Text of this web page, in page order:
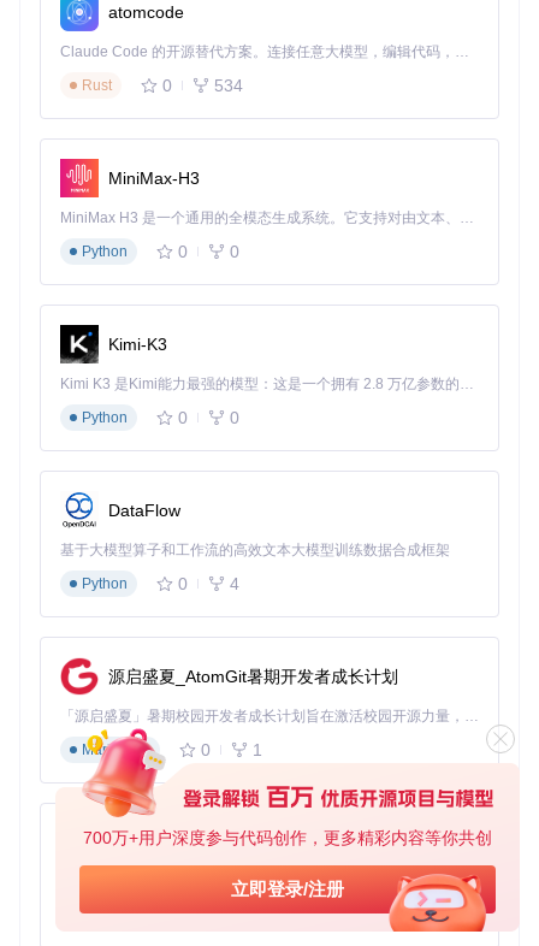
700万+用户深度参与代码创作，更多精彩内容等你共创
立即登录/注册
硬件架构研究平台
技术研究者可通过分析 kernel/目录下的内存管理（如 mm_ad
r_virtual.pas）和线程同步（
技术亮点：创新实现与性能优化
cal带来更接近原生的执行效率，特别适合系统级模拟。项目中
rtl/atomic.pas 实现的原子操作库，为多线程模拟提供了高
💡Vulkan图形优化：vulkan/目录下的vPipeline.pas和vS
haderManager.pas
效转换，支持复杂着色器模拟。
参与指南：如何加入开发生态
快速上手三步骤
获取源码
git clone
搭建环境
编译运行
cd fpPS4
加入开发者对话
通过项目社区参与技术讨论，提交代码贡献或报告问题。开发
团队活跃于即时通讯群组，欢迎加入架构设计讨论和代码审查
过程，共同推进项目发展。
fpPS4以其独特的技术选型和开源协作模式，为PS4游戏兼容
性研究开辟了新路径。随着社区贡献的不断增加，这款模拟器
atomcode
Claude Code 的开源替代方案。连接任意大模型，编辑代码，运行命令，自动验证 — 全自动执行。用 Rust 构建，极致性能。 ｜ An open-source alternative to Claude Code. Connect any LLM, edit code, run commands, and verify changes — autonomously. Built in Rust for speed. Get Started
Rust
0 534
MiniMax-H3
MiniMax H3 是一个通用的全模态生成系统。它支持对由文本、图像、视频和音频组成的多模态上下文进行统一理解，并能生成分辨率高达 2K、时长可达 15 秒的带原生立体声音频的视频。得益于面向任务泛化的系统设计，H3 在预训练阶段就已具备广泛的多模态上下文理解与生成能力，能够出色地执行复杂的多模态指令。
Python
0 0
Kimi-K3
Kimi K3 是Kimi能力最强的模型：这是一个拥有 2.8 万亿参数的混合专家（MoE）模型，具备原生视觉理解能力，并支持 100 万 token 的上下文窗口。
Python
0 0
DataFlow
基于大模型算子和工作流的高效文本大模型训练数据合成框架
Python
0 4
源启盛夏_AtomGit暑期开发者成长计划
「源启盛夏」暑期校园开发者成长计划旨在激活校园开源力量，通过积分激励、认证扶持、资源倾斜等形式，引导高校组织和开发者完成「入驻 — 建项目 — 做贡献 — 获认证 — 得资源」的完整闭环。无论你是想带领社团入驻平台的组织者，还是希望用代码贡献证明自己的开发者，都能在这里找到属于你的成长路径。
Markdown
0 1
py-xiaozhi
基于Python的Xiaozhi AI，适用于想要完整Xiaozhi体验而无需拥有专用硬件的用户。
Python
0 1